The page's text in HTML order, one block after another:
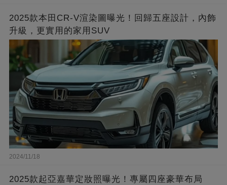
2025款本田CR-V渲染圖曝光！回歸五座設計，內飾
升級，更實用的家用SUV
2024/11/18
2025款起亞嘉華定妝照曝光！專屬四座豪華布局